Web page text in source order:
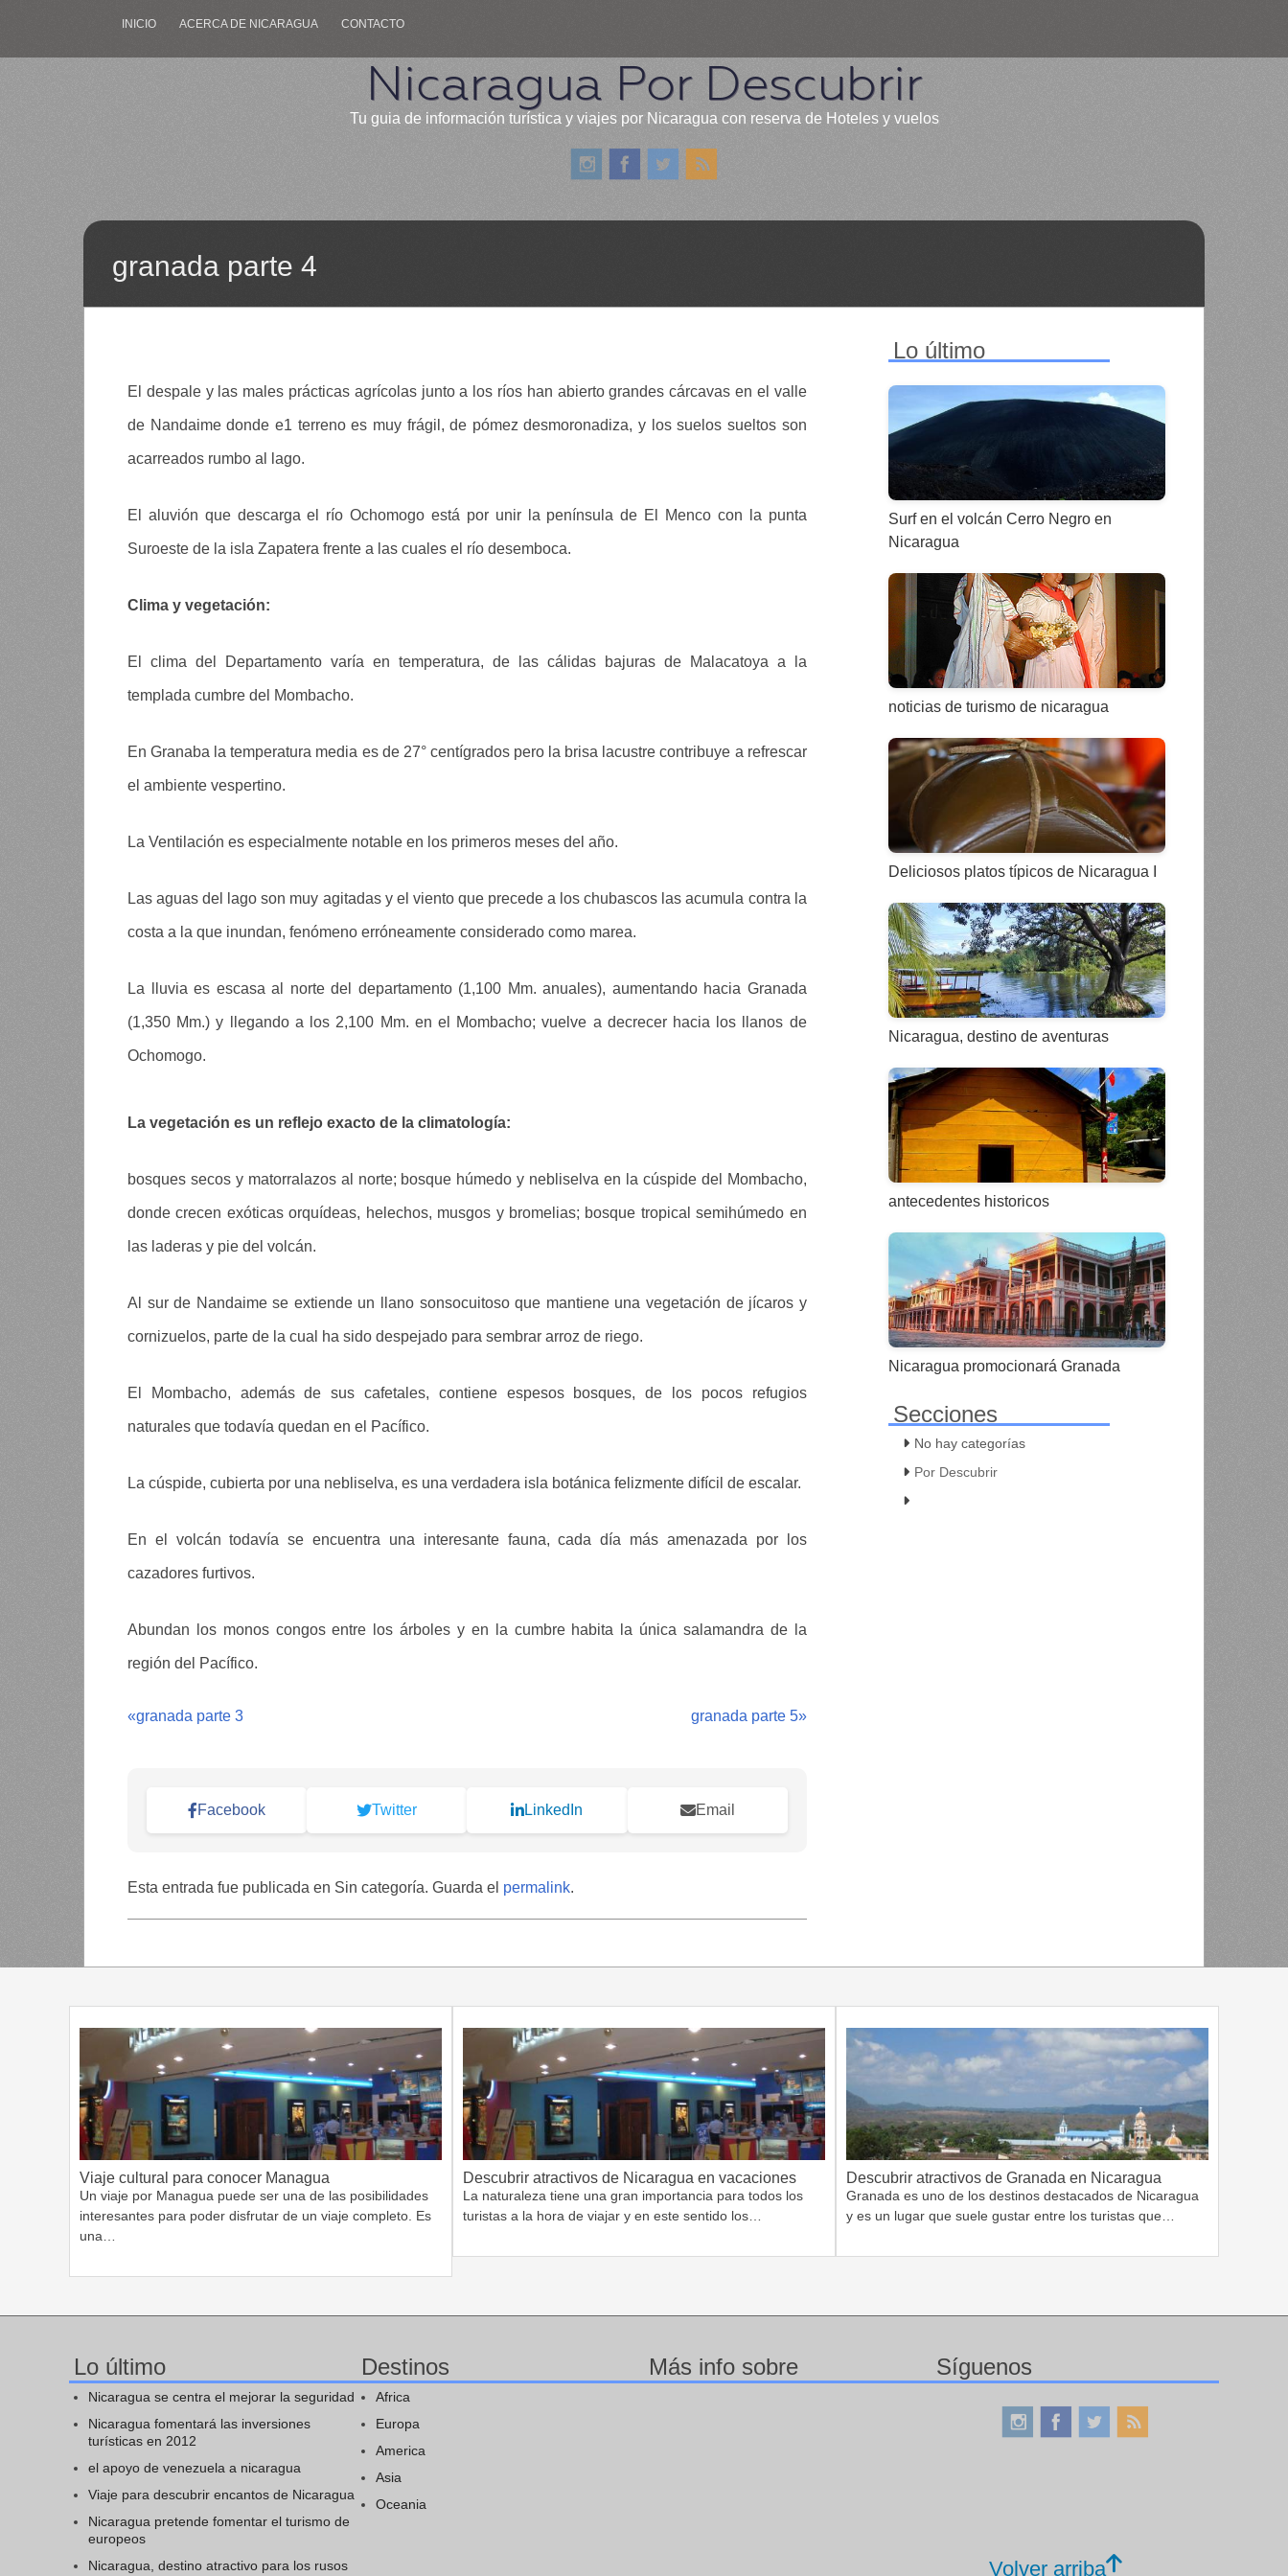
INICIO ACERCA DE NICARAGUA CONTACTO
Nicaragua Por Descubrir
Tu guia de información turística y viajes por Nicaragua con reserva de Hoteles y vuelos
granada parte 4
El despale y las males prácticas agrícolas junto a los ríos han abierto grandes cárcavas en el valle
de Nandaime donde e1 terreno es muy frágil, de pómez desmoronadiza, y los suelos sueltos son
acarreados rumbo al lago.
El aluvión que descarga el río Ochomogo está por unir la península de El Menco con la punta
Suroeste de la isla Zapatera frente a las cuales el río desemboca.
Clima y vegetación:
El clima del Departamento varía en temperatura, de las cálidas bajuras de Malacatoya a la
templada cumbre del Mombacho.
En Granaba la temperatura media es de 27° centígrados pero la brisa lacustre contribuye a refrescar
el ambiente vespertino.
La Ventilación es especialmente notable en los primeros meses del año.
Las aguas del lago son muy agitadas y el viento que precede a los chubascos las acumula contra la
costa a la que inundan, fenómeno erróneamente considerado como marea.
La lluvia es escasa al norte del departamento (1,100 Mm. anuales), aumentando hacia Granada
(1,350 Mm.) y llegando a los 2,100 Mm. en el Mombacho; vuelve a decrecer hacia los llanos de
Ochomogo.
La vegetación es un reflejo exacto de la climatología:
bosques secos y matorralazos al norte; bosque húmedo y nebliselva en la cúspide del Mombacho,
donde crecen exóticas orquídeas, helechos, musgos y bromelias; bosque tropical semihúmedo en
las laderas y pie del volcán.
Al sur de Nandaime se extiende un llano sonsocuitoso que mantiene una vegetación de jícaros y
cornizuelos, parte de la cual ha sido despejado para sembrar arroz de riego.
El Mombacho, además de sus cafetales, contiene espesos bosques, de los pocos refugios
naturales que todavía quedan en el Pacífico.
La cúspide, cubierta por una nebliselva, es una verdadera isla botánica felizmente difícil de escalar.
En el volcán todavía se encuentra una interesante fauna, cada día más amenazada por los
cazadores furtivos.
Abundan los monos congos entre los árboles y en la cumbre habita la única salamandra de la
región del Pacífico.
«granada parte 3 granada parte 5»
Facebook Twitter LinkedIn Email
Esta entrada fue publicada en Sin categoría. Guarda el permalink.
Lo último
Surf en el volcán Cerro Negro en
Nicaragua
noticias de turismo de nicaragua
Deliciosos platos típicos de Nicaragua I
Nicaragua, destino de aventuras
antecedentes historicos
Nicaragua promocionará Granada
Secciones
No hay categorías
Por Descubrir
Viaje cultural para conocer Managua
Un viaje por Managua puede ser una de las posibilidades
interesantes para poder disfrutar de un viaje completo. Es
una…
Descubrir atractivos de Nicaragua en vacaciones
La naturaleza tiene una gran importancia para todos los
turistas a la hora de viajar y en este sentido los…
Descubrir atractivos de Granada en Nicaragua
Granada es uno de los destinos destacados de Nicaragua
y es un lugar que suele gustar entre los turistas que…
Lo último
Nicaragua se centra el mejorar la seguridad
Nicaragua fomentará las inversiones
turísticas en 2012
el apoyo de venezuela a nicaragua
Viaje para descubrir encantos de Nicaragua
Nicaragua pretende fomentar el turismo de
europeos
Nicaragua, destino atractivo para los rusos
Destinos
Africa
Europa
America
Asia
Oceania
Más info sobre Síguenos
Volver arriba